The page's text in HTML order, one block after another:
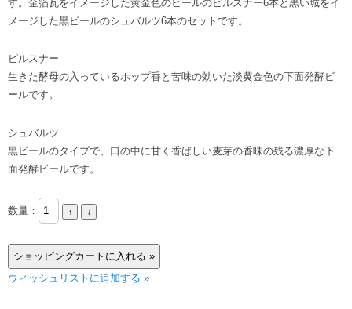
す。金箔瓦をイメージした黄金色のビールのピルスナー6本と黒い城をイ
メージした黒ビールのシュバルツ6本のセットです。
ピルスナー
生きた酵母の入っているホップ香と苦味の効いた淡黄金色の下面発酵ビ
ールです。
シュバルツ
黒ビールのタイプで、口の中に甘く香ばしい麦芽の香味の残る濃厚な下
面発酵ビールです。
数量：
ウィッシュリストに追加する »